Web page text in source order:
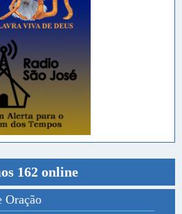
162 online
Oração